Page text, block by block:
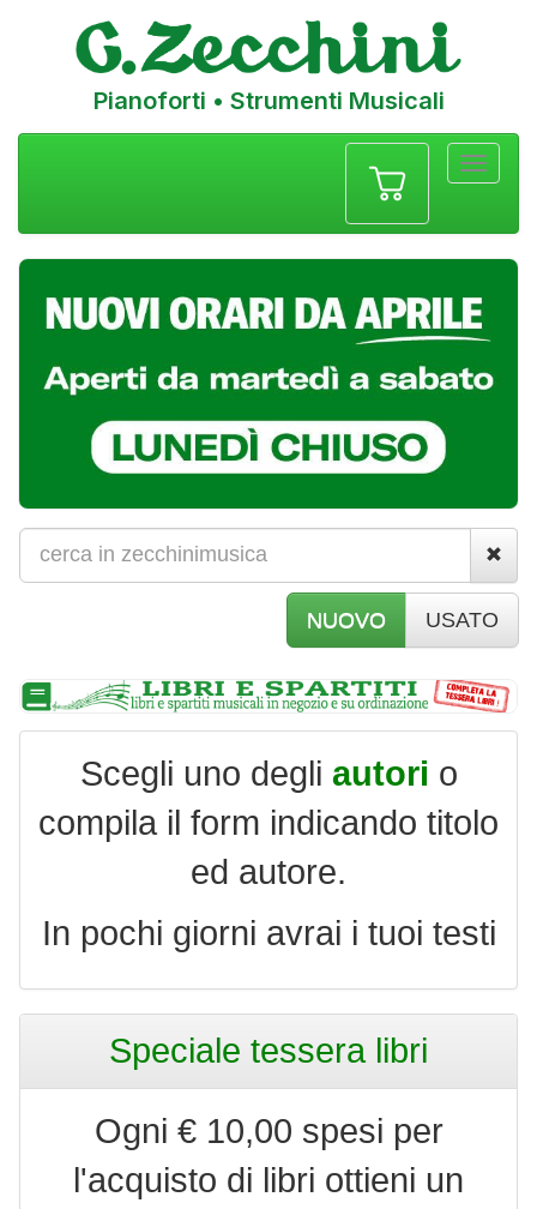
Pianoforti • Strumenti Musicali
NUOVO USATO
Scegli uno degli autori o
compila il form indicando titolo
ed autore.
In pochi giorni avrai i tuoi testi
Speciale tessera libri
Ogni € 10,00 spesi per
l'acquisto di libri ottieni un